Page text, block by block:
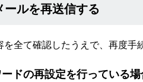
ールを再送信する
全て確認したうえで、再度手
ドの再設定を行っている